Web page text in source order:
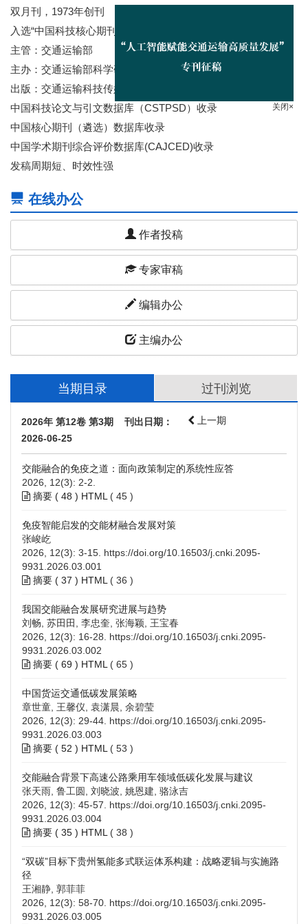
双月刊，1973年创刊
入选“中国科技核心期刊”
主管：交通运输部
主办：交通运输部科学研究院
出版：交通运输科技传媒（北京）有限公司
中国科技论文与引文数据库（CSTPSD）收录
中国核心期刊（遴选）数据库收录
中国学术期刊综合评价数据库(CAJCED)收录
发稿周期短、时效性强
在线办公
作者投稿
专家审稿
编辑办公
主编办公
当期目录 过刊浏览
2026年 第12卷 第3期 刊出日期：
2026-06-25
上一期
交能融合的免疫之道：面向政策制定的系统性应答
2026, 12(3): 2-2.
摘要 ( 48 ) HTML ( 45 )
免疫智能启发的交能材融合发展对策
张峻屹
2026, 12(3): 3-15. https://doi.org/10.16503/j.cnki.2095-
9931.2026.03.001
摘要 ( 37 ) HTML ( 36 )
我国交能融合发展研究进展与趋势
刘畅, 苏田田, 李忠奎, 张海颖, 王宝春
2026, 12(3): 16-28. https://doi.org/10.16503/j.cnki.2095-
9931.2026.03.002
摘要 ( 69 ) HTML ( 65 )
中国货运交通低碳发展策略
章世童, 王馨仪, 袁潇晨, 余碧莹
2026, 12(3): 29-44. https://doi.org/10.16503/j.cnki.2095-
9931.2026.03.003
摘要 ( 52 ) HTML ( 53 )
交能融合背景下高速公路乘用车领域低碳化发展与建议
张天雨, 鲁工圆, 刘晓波, 姚恩建, 骆泳吉
2026, 12(3): 45-57. https://doi.org/10.16503/j.cnki.2095-
9931.2026.03.004
摘要 ( 35 ) HTML ( 38 )
“双碳”目标下贵州氢能多式联运体系构建：战略逻辑与实施路
径
王湘静, 郭菲菲
2026, 12(3): 58-70. https://doi.org/10.16503/j.cnki.2095-
9931.2026.03.005